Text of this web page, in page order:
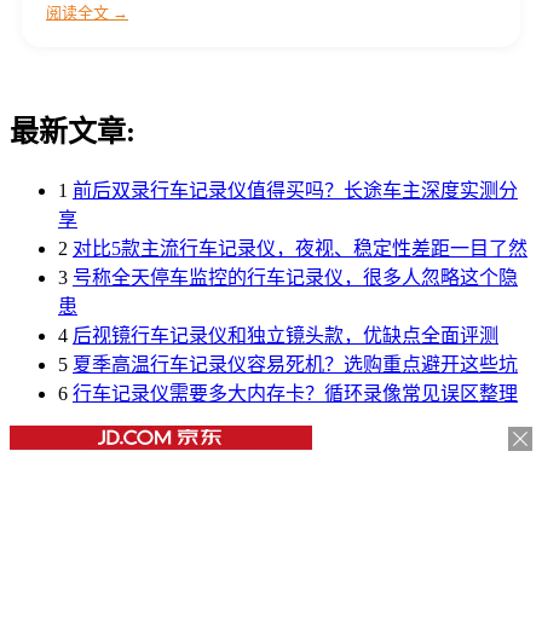
阅读全文 →
最新文章:
1 前后双录行车记录仪值得买吗？长途车主深度实测分
享
2 对比5款主流行车记录仪，夜视、稳定性差距一目了然
3 号称全天停车监控的行车记录仪，很多人忽略这个隐
患
4 后视镜行车记录仪和独立镜头款，优缺点全面评测
5 夏季高温行车记录仪容易死机？选购重点避开这些坑
6 行车记录仪需要多大内存卡？循环录像常见误区整理